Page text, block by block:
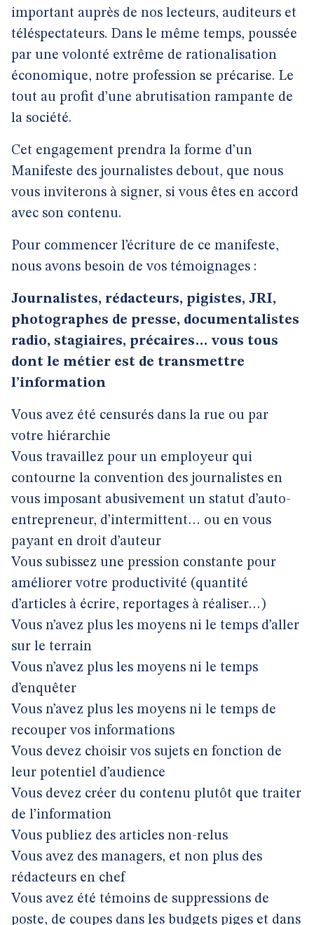
important auprès de nos lecteurs, auditeurs et
téléspectateurs. Dans le même temps, poussée
par une volonté extrême de rationalisation
économique, notre profession se précarise. Le
tout au profit d’une abrutisation rampante de
la société.
Cet engagement prendra la forme d’un
Manifeste des journalistes debout, que nous
vous inviterons à signer, si vous êtes en accord
avec son contenu.
Pour commencer l’écriture de ce manifeste,
nous avons besoin de vos témoignages :
Journalistes, rédacteurs, pigistes, JRI,
photographes de presse, documentalistes
radio, stagiaires, précaires… vous tous
dont le métier est de transmettre
l’information
Vous avez été censurés dans la rue ou par
votre hiérarchie
Vous travaillez pour un employeur qui
contourne la convention des journalistes en
vous imposant abusivement un statut d’auto-
entrepreneur, d’intermittent… ou en vous
payant en droit d’auteur
Vous subissez une pression constante pour
améliorer votre productivité (quantité
d’articles à écrire, reportages à réaliser…)
Vous n’avez plus les moyens ni le temps d’aller
sur le terrain
Vous n’avez plus les moyens ni le temps
d’enquêter
Vous n’avez plus les moyens ni le temps de
recouper vos informations
Vous devez choisir vos sujets en fonction de
leur potentiel d’audience
Vous devez créer du contenu plutôt que traiter
de l’information
Vous publiez des articles non-relus
Vous avez des managers, et non plus des
rédacteurs en chef
Vous avez été témoins de suppressions de
poste, de coupes dans les budgets piges et dans